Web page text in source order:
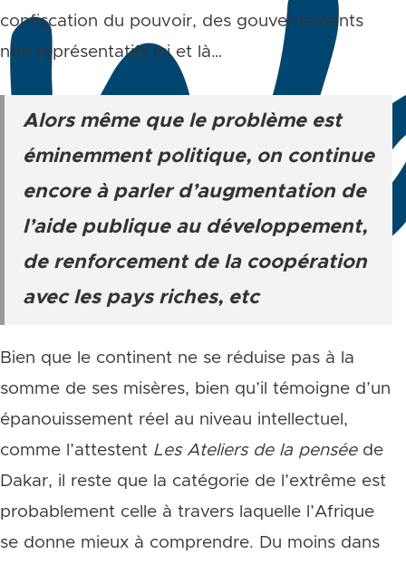
confiscation du pouvoir, des gouvernements
non représentatifs ici et là…
Alors même que le problème est
éminemment politique, on continue
encore à parler d’augmentation de
l’aide publique au développement,
de renforcement de la coopération
avec les pays riches, etc
Bien que le continent ne se réduise pas à la
somme de ses misères, bien qu’il témoigne d’un
épanouissement réel au niveau intellectuel,
comme l’attestent Les Ateliers de la penséede
Dakar, il reste que la catégorie de l’extrême est
probablement celle à travers laquelle l’Afrique
se donne mieux à comprendre. Du moins dans